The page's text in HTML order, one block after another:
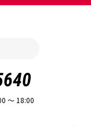
〜 18:00